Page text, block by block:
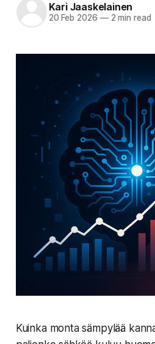
Kari Jaaskelainen
20 Feb 2026 —2 min read
Kuinka monta sämpylää